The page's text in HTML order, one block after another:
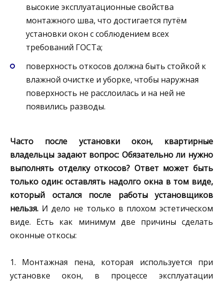
высокие эксплуатационные свойства
монтажного шва, что достигается путём
установки окон с соблюдением всех
требований ГОСТа;
поверхность откосов должна быть стойкой к
влажной очистке и уборке, чтобы наружная
поверхность не расслоилась и на ней не
появились разводы.
Часто после установки окон, квартирные
владельцы задают вопрос: Обязательно ли нужно
выполнять отделку откосов? Ответ может быть
только один: оставлять надолго окна в том виде,
который остался после работы установщиков
нельзя. И дело не только в плохом эстетическом
виде. Есть как минимум две причины сделать
оконные откосы:
1. Монтажная пена, которая используется при
установке окон, в процессе эксплуатации